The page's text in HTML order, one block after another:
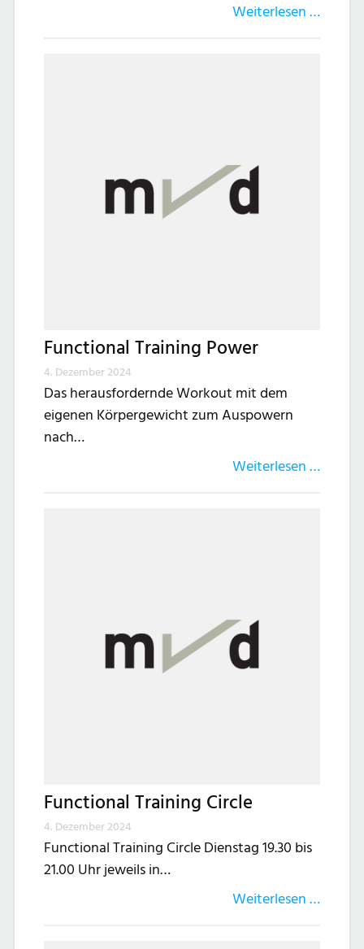
Weiterlesen …
Functional Training Power
4. Dezember 2024
Das herausfordernde Workout mit dem
eigenen Körpergewicht zum Auspowern
nach…
Weiterlesen …
Functional Training Circle
4. Dezember 2024
Functional Training Circle Dienstag 19.30 bis
21.00 Uhr jeweils in…
Weiterlesen …